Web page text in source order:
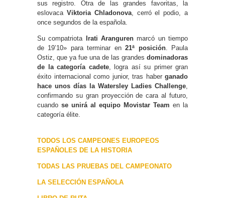
sus registro. Otra de las grandes favoritas, la
eslovaca Viktoria Chladonova, cerró el podio, a
once segundos de la española.
Su compatriota Irati Aranguren marcó un tiempo
de 19’10» para terminar en21ª posición. Paula
Ostiz, que ya fue una de las grandes dominadoras
de la categoría cadete, logra así su primer gran
éxito internacional como junior, tras haber ganado
hace unos días la Watersley Ladies Challenge
confirmando su gran proyección de cara al futuro,
cuando se unirá al equipo Movistar Team en la
categoría élite.
TODOS LOS CAMPEONES EUROPEOS
ESPAÑOLES DE LA HISTORIA
TODAS LAS PRUEBAS DEL CAMPEONATO
LA SELECCIÓN ESPAÑOLA